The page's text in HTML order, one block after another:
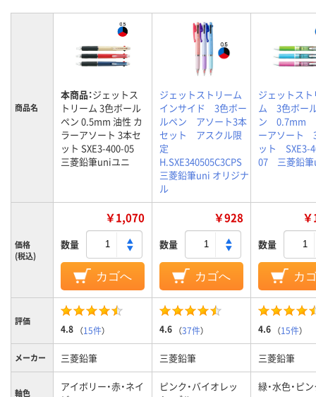
商品名
本商品：ジェットス
トリーム 3色ボール
ペン 0.5mm 油性 カ
ラーアソート 3本セ
ット SXE3-400-05
三菱鉛筆uniユニ
ジェットストリーム
インサイド 3色ボー
ルペン アソート3本
セット アスクル限
定
H.SXE340505C3CPS
三菱鉛筆uni オリジナ
ル
ジェットスト
ム 3色ボー
ン 0.7mm
ーアソート
ット SXE3-
07 三菱鉛
価格
(税込)
￥1,070
数量
カゴへ
￥928
数量
カゴへ
数量
カ
評価
4.8 （15件） 4.6 （37件） 4.6 （15件）
メーカー 三菱鉛筆 三菱鉛筆 三菱鉛筆
軸色
アイボリー・赤・ネイ
ピンク・バイオレッ
緑・水色・ピ